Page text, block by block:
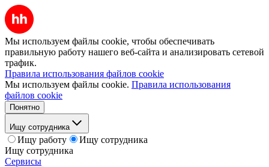
Мы используем файлы cookie, чтобы обеспечивать
правильную работу нашего веб-сайта и анализировать сетевой
трафик.
Правила использования файлов cookie
Мы используем файлы cookie. Правила использования
файлов cookie
Понятно
Ищу сотрудника
Ищу работу
Ищу сотрудника
Ищу сотрудника
Сервисы